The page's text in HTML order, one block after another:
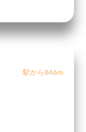
駅から846m